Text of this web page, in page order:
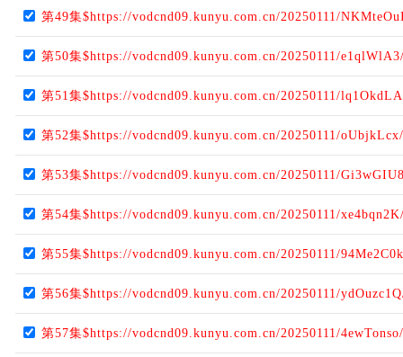
第49集$https://vodcnd09.kunyu.com.cn/20250111/
第50集$https://vodcnd09.kunyu.com.cn/20250111/
第51集$https://vodcnd09.kunyu.com.cn/20250111/
第52集$https://vodcnd09.kunyu.com.cn/20250111/
第53集$https://vodcnd09.kunyu.com.cn/20250111/
第54集$https://vodcnd09.kunyu.com.cn/20250111/
第55集$https://vodcnd09.kunyu.com.cn/20250111/
第56集$https://vodcnd09.kunyu.com.cn/20250111/
第57集$https://vodcnd09.kunyu.com.cn/20250111/